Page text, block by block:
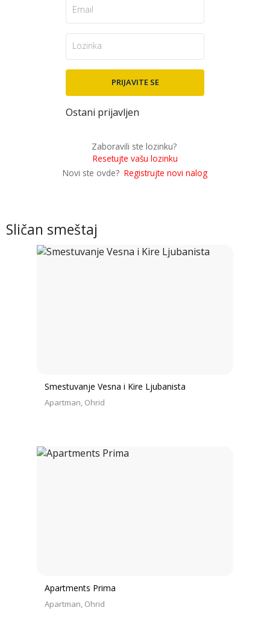
Sličan smeštaj
Smestuvanje Vesna i Kire Ljubanista
Apartman Ohrid
Apartments Prima
Apartman Ohrid
Ostani prijavljen
Zaboravili ste lozinku?
Resetujte vašu lozinku
Novi ste ovde? Registrujte novi nalog